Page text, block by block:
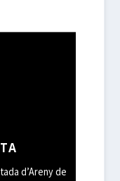
d’Areny de